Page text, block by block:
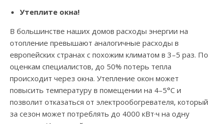
Утеплите окна!
В большинстве наших домов расходы энергии на
отопление превышают аналогичные расходы в
европейских странах с похожим климатом в 3–5 раз. По
оценкам специалистов, до 50% потерь тепла
происходит через окна. Утепление окон может
повысить температуру в помещении на 4–5°С и
позволит отказаться от электрообогревателя, который
за сезон может потреблять до 4000 кВт·ч на одну